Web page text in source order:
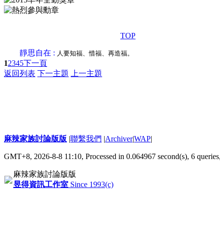
TOP
靜思自在 : 人要知福、惜福、再造福。
12345下一頁
返回列表 下一主題 上一主題
麻辣家族討論版版 |聯繫我們 |Archiver|WAP|
GMT+8, 2026-8-8 11:10, Processed in 0.064967 second(s), 6
麻辣家族討論版版
昱得資訊工作室 Since 1993(c)